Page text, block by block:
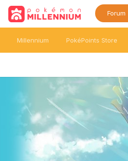
Forum
Millennium PokéPoints Store